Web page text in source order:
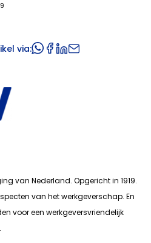
via:
van Nederland. Opgericht in 1919.
van het werkgeverschap. En
voor een werkgeversvriendelijk